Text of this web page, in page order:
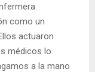
como un
actuaron
médicos lo
a la mano